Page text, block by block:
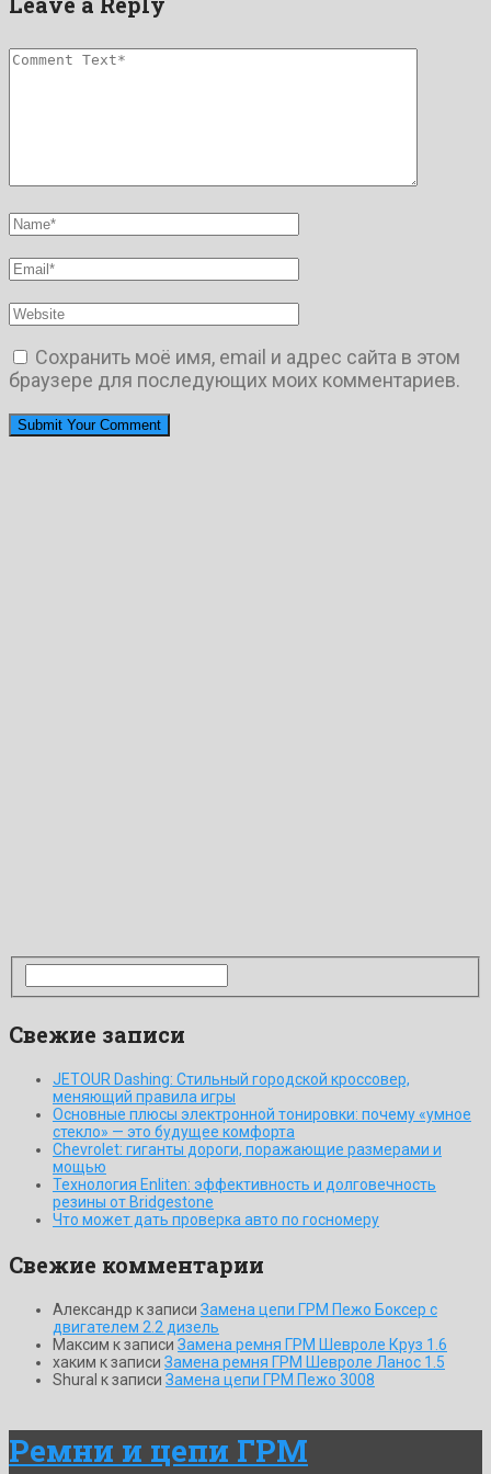
Сохранить моё имя, email и адрес сайта в этом
браузере для последующих моих комментариев.
Свежие записи
JETOUR Dashing: Стильный городской кроссовер,
меняющий правила игры
Основные плюсы электронной тонировки: почему «умное
стекло» — это будущее комфорта
Chevrolet: гиганты дороги, поражающие размерами и
мощью
Технология Enliten: эффективность и долговечность
резины от Bridgestone
Что может дать проверка авто по госномеру
Свежие комментарии
Александр к записи Замена цепи ГРМ Пежо Боксер с
двигателем 2.2 дизель
Максим к записи Замена ремня ГРМ Шевроле Круз 1.6
хаким к записи Замена ремня ГРМ Шевроле Ланос 1.5
ShuraI к записи Замена цепи ГРМ Пежо 3008
Ремни и цепи ГРМ